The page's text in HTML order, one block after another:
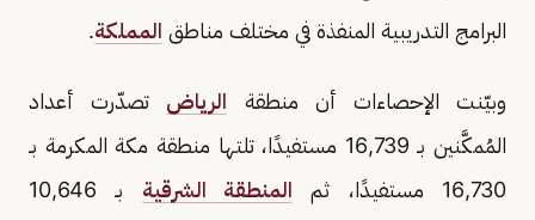
البرامج التدريبية المنفذة في مختلف مناطق المملكة.
وبيّنت الإحصاءات أن منطقة الرياض تصدّرت أعداد
المُمكَّنين بـ 16,739 مستفيدًا، تلتها منطقة مكة المكرمة بـ
16,730 مستفيدًا، ثم
المنطقة الشرقية
بـ 10,646